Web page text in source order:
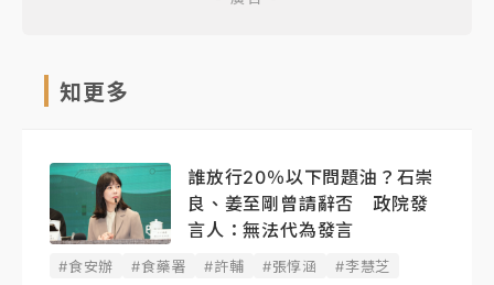
知更多
誰放行20％以下問題油？石崇
良、姜至剛曾請辭否 政院發
言人：無法代為發言
#食安辦 #食藥署 #許輔 #張惇涵 #李慧芝